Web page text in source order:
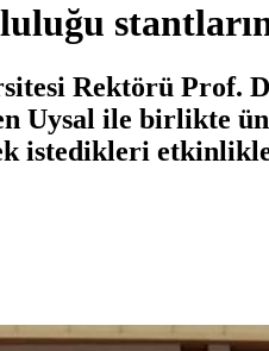
Rektörü Prof.
Uysal ile birlikte
istedikleri